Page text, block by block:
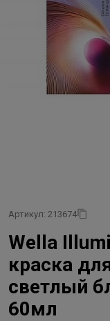
Артикул: 213674
Wella
краска
светлый
60мл